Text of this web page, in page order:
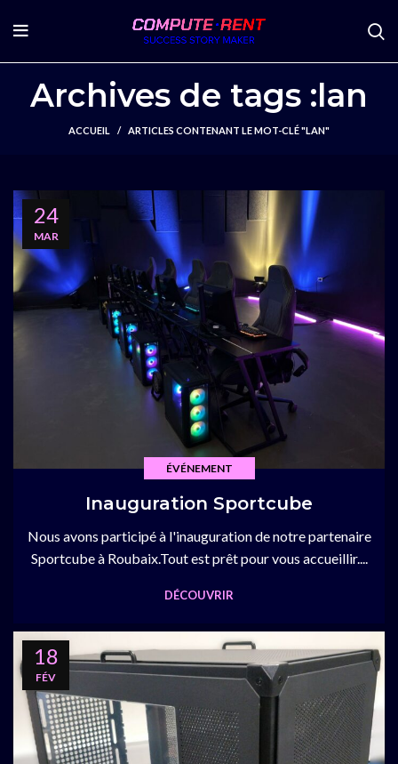
Archives de tags :lan
ACCUEIL ARTICLES CONTENANT LE MOT-CLÉ "LAN"
24
MAR
ÉVÉNEMENT
Inauguration Sportcube
Nous avons participé à l'inauguration de notre partenaire
Sportcube à Roubaix.Tout est prêt pour vous accueillir....
DÉCOUVRIR
18
FÉV